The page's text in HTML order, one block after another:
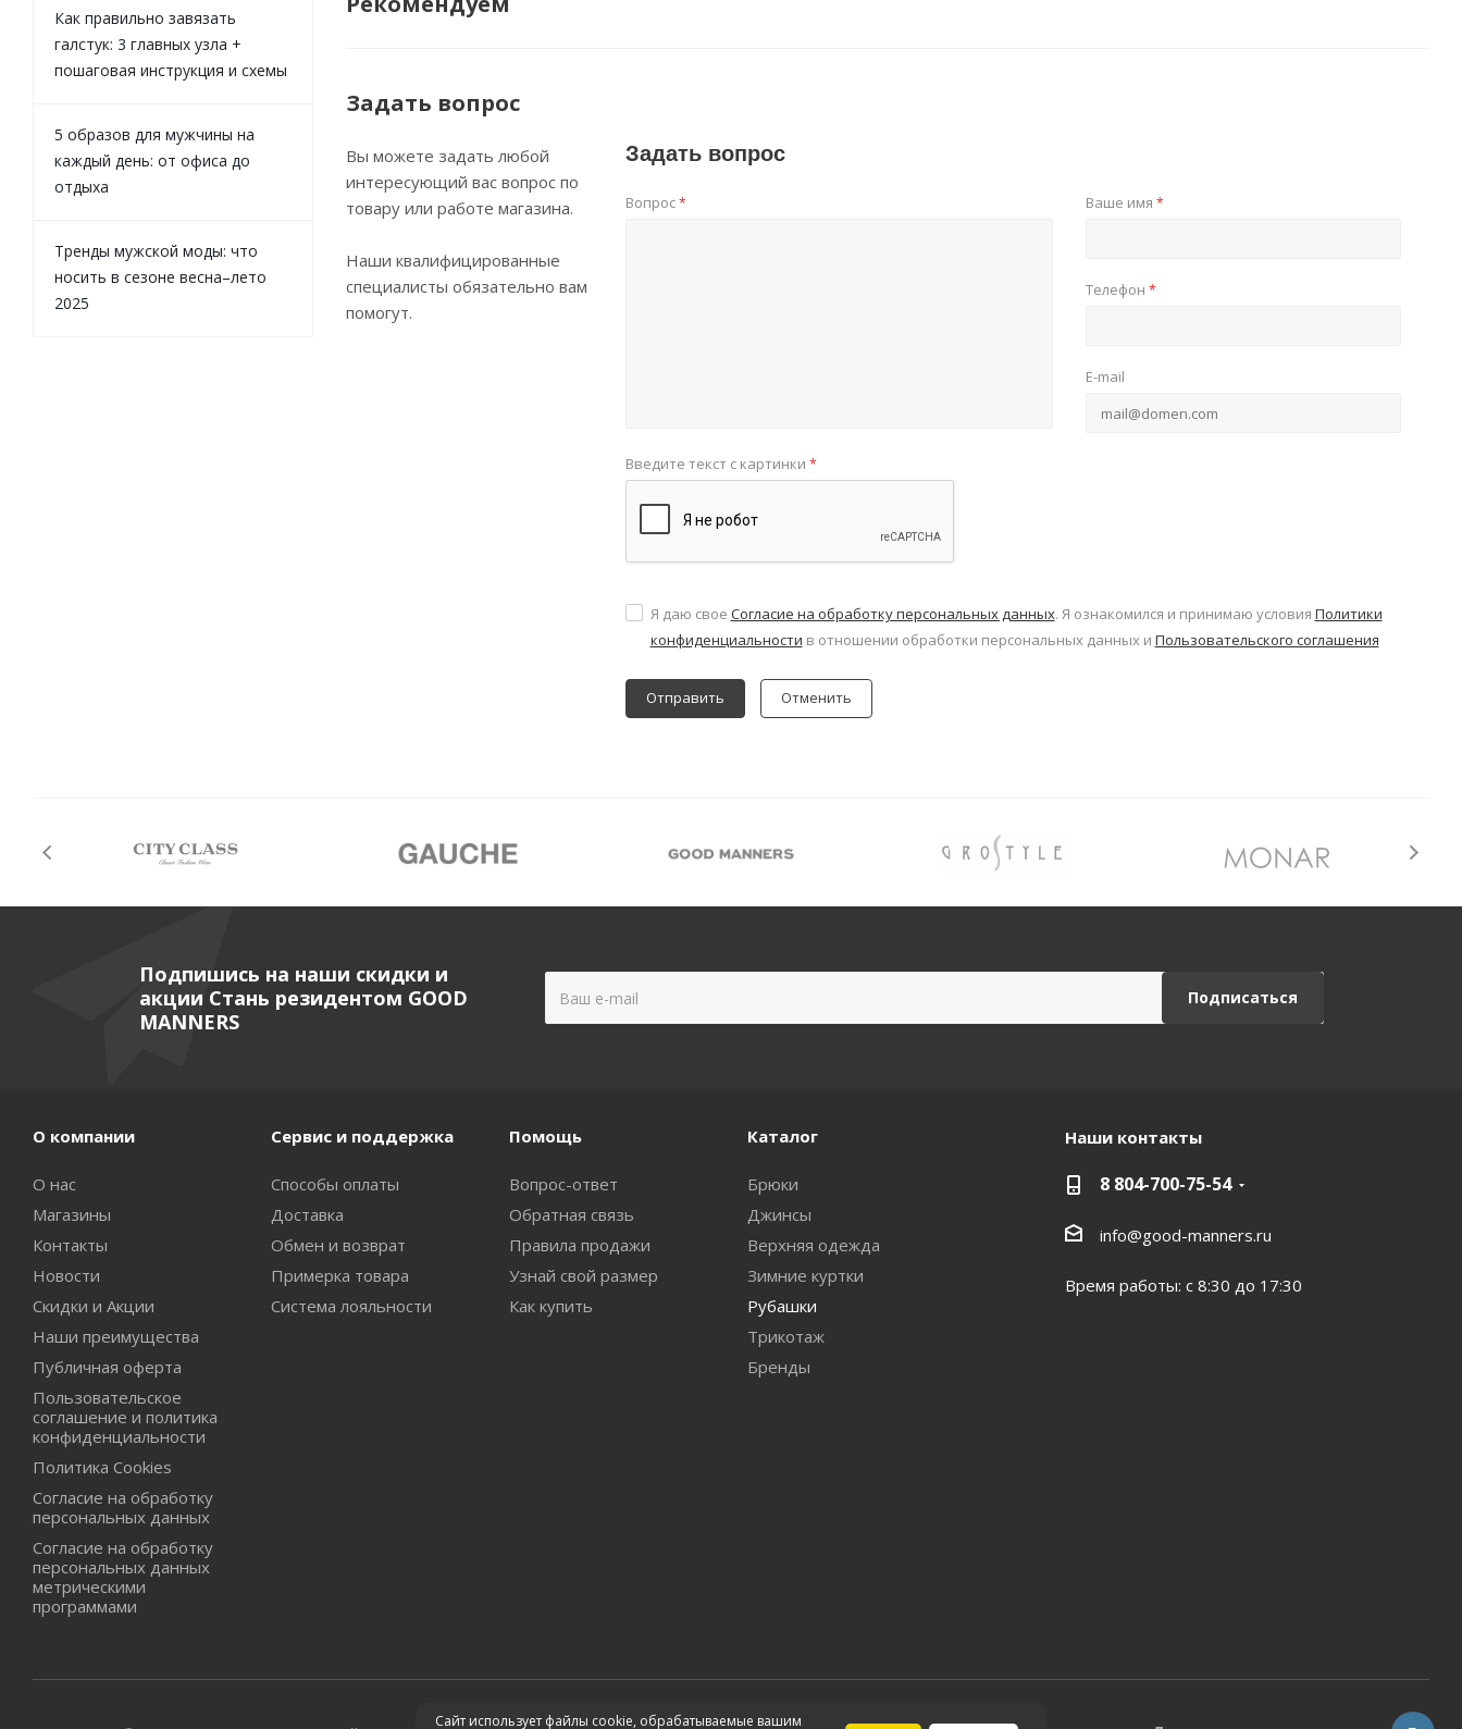
Задать вопрос
Вы можете задать любой
интересующий вас вопрос по
товару или работе магазина.
Наши квалифицированные
специалисты обязательно вам
помогут.
Задать вопрос
Вопрос* Ваше имя *
Телефон *
E-mail
Введите текст с картинки *
Я даю свое Согласие на обработку персональных данных. Я ознакомился и принимаю условия Политики
конфиденциальности в отношении обработки персональных данных и Пользовательского соглашения
Отменить
Как правильно завязать
галстук: 3 главных узла +
пошаговая инструкция и схемы
5 образов для мужчины на
каждый день: от офиса до
отдыха
Тренды мужской моды: что
носить в сезоне весна–лето
2025
Подпишись на наши скидки и
акции Стань резидентом GOOD
MANNERS
О компании
О нас
Магазины
Контакты
Новости
Скидки и Акции
Наши преимущества
Публичная оферта
Пользовательское
соглашение и политика
конфиденциальности
Политика Cookies
Согласие на обработку
персональных данных
Согласие на обработку
персональных данных
метрическими
программами
Сервис и поддержка
Способы оплаты
Доставка
Обмен и возврат
Примерка товара
Система лояльности
Помощь
Вопрос-ответ
Обратная связь
Правила продажи
Узнай свой размер
Как купить
Каталог
Брюки
Джинсы
Верхняя одежда
Зимние куртки
Рубашки
Трикотаж
Бренды
Наши контакты
8 804-700-75-54
info@good-manners.ru
Время работы: с 8:30 до 17:30
Сайт использует файлы cookie, обрабатываемые вашим